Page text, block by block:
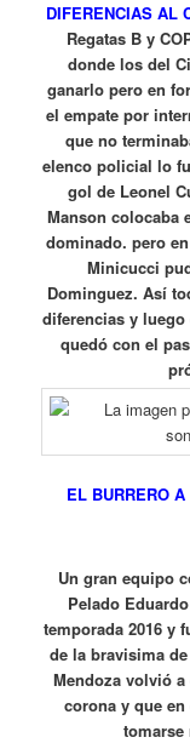
DIFERENCIAS AL
Regatas B y
donde los del
ganarlo pero en
el empate por
que no
elenco policial lo
gol de Leonel
Manson colocaba
dominado. pero
Minicucci
Dominguez. Así
diferencias y
quedó con el
EL BURRERO
Un gran equipo
Pelado
temporada 2016 y
de la bravisima
Mendoza volvió
corona y que
tomarse